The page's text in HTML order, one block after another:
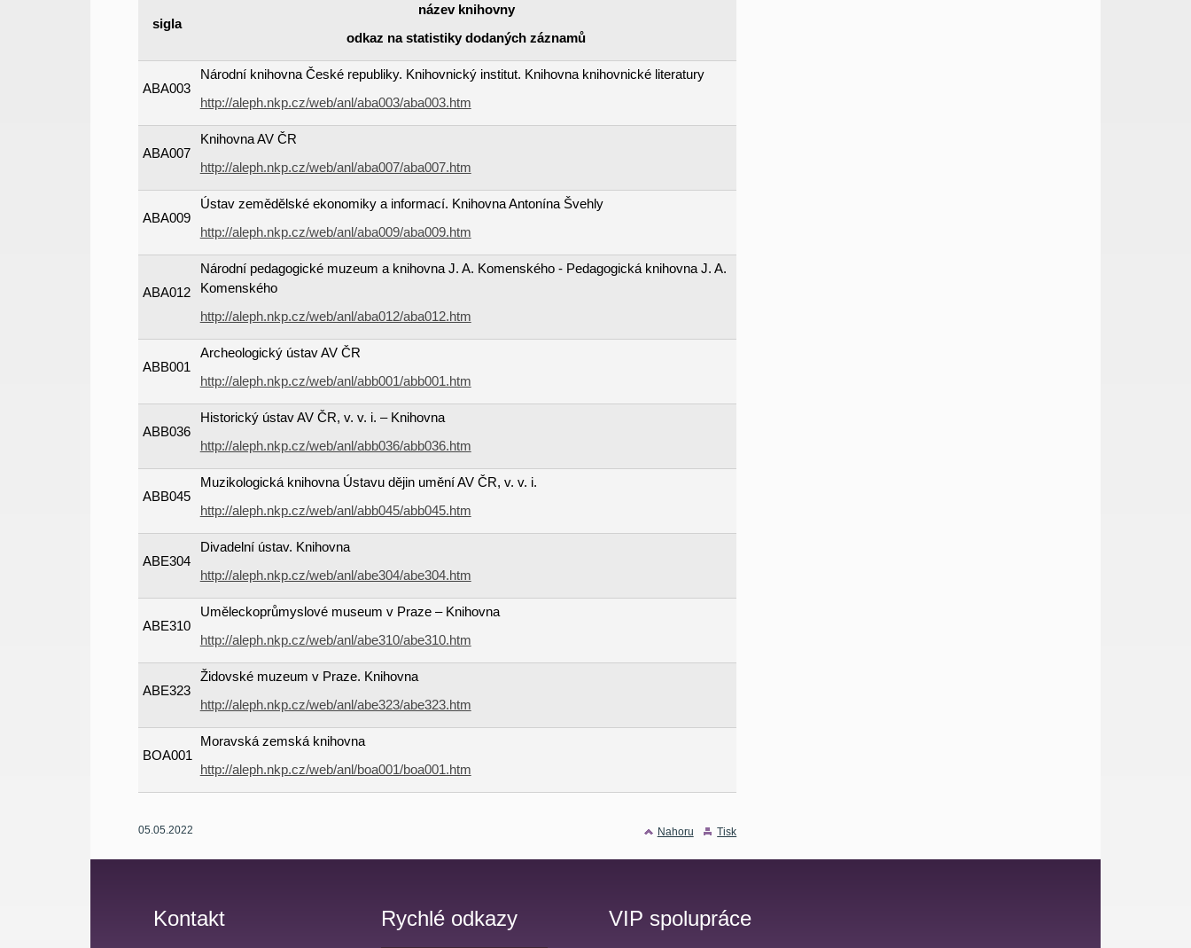
sigla
název knihovny
odkaz na statistiky dodaných záznamů
ABA003
Národní knihovna České republiky. Knihovnický institut. Knihovna knihovnické literatury
http://aleph.nkp.cz/web/anl/aba003/aba003.htm
ABA007
Knihovna AV ČR
http://aleph.nkp.cz/web/anl/aba007/aba007.htm
ABA009
Ústav zemědělské ekonomiky a informací. Knihovna Antonína Švehly
http://aleph.nkp.cz/web/anl/aba009/aba009.htm
ABA012
Národní pedagogické muzeum a knihovna J. A. Komenského - Pedagogická knihovna J. A.
Komenského
http://aleph.nkp.cz/web/anl/aba012/aba012.htm
ABB001
Archeologický ústav AV ČR
http://aleph.nkp.cz/web/anl/abb001/abb001.htm
ABB036
Historický ústav AV ČR, v. v. i. – Knihovna
http://aleph.nkp.cz/web/anl/abb036/abb036.htm
ABB045
Muzikologická knihovna Ústavu dějin umění AV ČR, v. v. i.
http://aleph.nkp.cz/web/anl/abb045/abb045.htm
ABE304
Divadelní ústav. Knihovna
http://aleph.nkp.cz/web/anl/abe304/abe304.htm
ABE310
Uměleckoprůmyslové museum v Praze – Knihovna
http://aleph.nkp.cz/web/anl/abe310/abe310.htm
ABE323
Židovské muzeum v Praze. Knihovna
http://aleph.nkp.cz/web/anl/abe323/abe323.htm
BOA001
Moravská zemská knihovna
http://aleph.nkp.cz/web/anl/boa001/boa001.htm
Nahoru Tisk
05.05.2022
Kontakt Rychlé odkazy VIP spolupráce